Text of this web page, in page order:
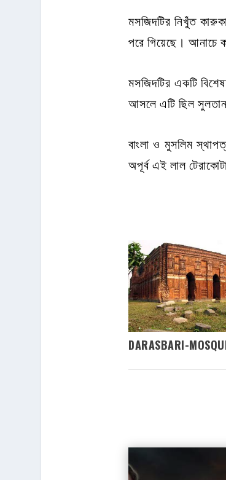
মসজিদটির নিখুঁত
পরে গিয়েছে। আনাচে
মসজিদটির একটি
আসলে এটি ছিল
বাংলা ও মুসলিম
অপূর্ব এই লাল
DARASBARI-